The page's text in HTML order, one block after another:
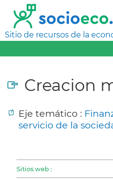
Sitio de recursos de la
Creacion
Eje temático :
servicio de la
Sitios web :